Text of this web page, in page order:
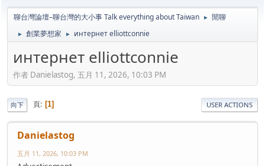
聊台灣論壇–聊台灣的大小事 Talk everything about Taiwan ► 閒聊
► 創業夢想家 ► интернет elliottconnie
интернет elliottconnie
作者 Danielastog, 五月 11, 2026, 10:03 PM
向下 頁 1 USER ACTIONS
Danielastog
五月 11, 2026, 10:03 PM